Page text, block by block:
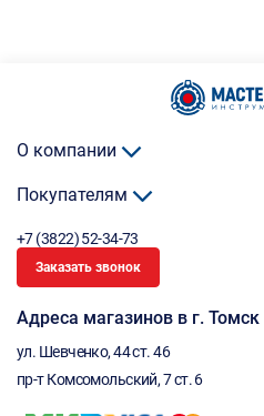
О компании
Покупателям
+7 (3822) 52-34-73
Заказать звонок
Адреса магазинов в г. Томск
ул. Шевченко, 44 ст. 46
пр-т Комсомольский, 7 ст. 6